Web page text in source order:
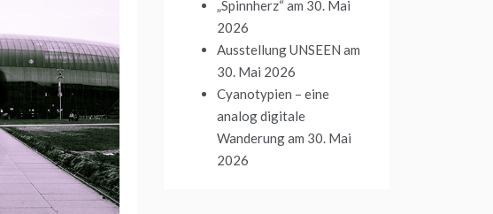
„Spinnherz“ am 30. Mai
2026
Ausstellung UNSEEN am
30. Mai 2026
Cyanotypien – eine
analog digitale
Wanderungam 30. Mai
2026